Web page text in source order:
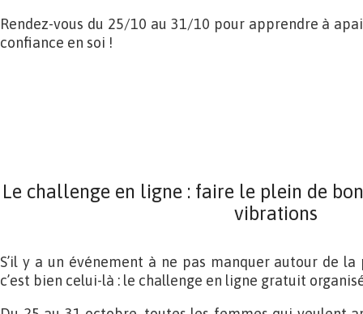
Rendez-vous du 25/10 au 31/10 pour apprendre à
confiance en soi !
Le challenge en ligne : faire le plein de
vibrations
S’il y a un événement à ne pas manquer autour de
c’est bien celui-là : le challenge en ligne gratuit